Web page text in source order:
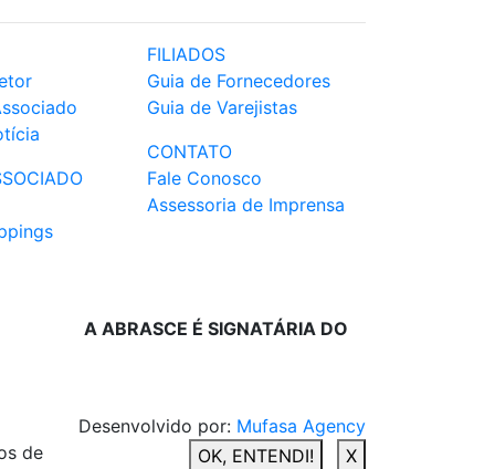
FILIADOS
Guia de Fornecedores
Guia de Varejistas
CONTATO
Fale Conosco
Assessoria de Imprensa
A ABRASCE É SIGNATÁRIA DO
Desenvolvido por: Mufasa Agency
de
OK, ENTENDI! X